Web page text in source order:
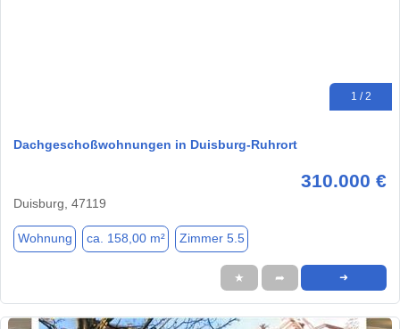
1 / 2
Dachgeschoßwohnungen in Duisburg-Ruhrort
310.000 €
Duisburg, 47119
Wohnung ca. 158,00 m² Zimmer 5.5
★ ➦ ➜